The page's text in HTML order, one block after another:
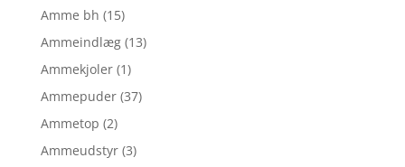
Amme bh (15)
Ammeindlæg (13)
Ammekjoler (1)
Ammepuder (37)
Ammetop (2)
Ammeudstyr (3)